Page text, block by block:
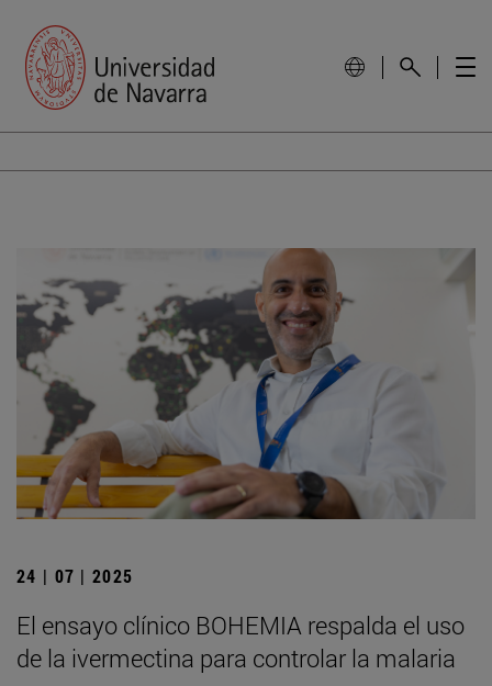
24 | 07 | 2025
El ensayo clínico BOHEMIA respalda el uso
de la ivermectina para controlar la malaria